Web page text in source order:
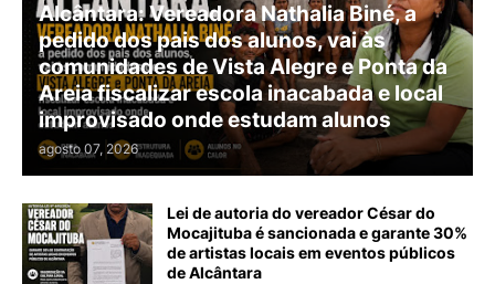
Alcântara: Vereadora Nathalia Biné, a
pedido dos pais dos alunos, vai às
comunidades de Vista Alegre e Ponta da
Areia fiscalizar escola inacabada e local
improvisado onde estudam alunos
agosto 07, 2026
Lei de autoria do vereador César do
Mocajituba é sancionada e garante 30%
de artistas locais em eventos públicos
de Alcântara